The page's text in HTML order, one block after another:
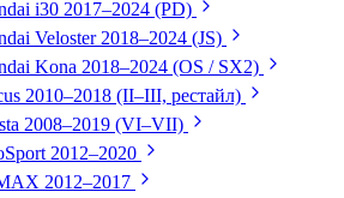
i30 2017–2024 (PD)
Veloster 2018–2024 (JS)
Kona 2018–2024 (OS / SX2)
2010–2018 (II–III, рестайл)
2008–2019 (VI–VII)
2012–2020
2012–2017